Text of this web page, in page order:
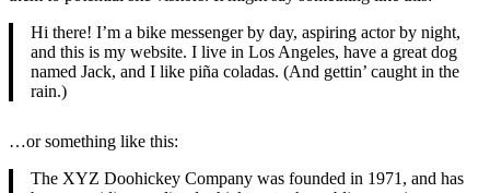
Hi there! I’m a bike messenger by day, aspiring actor by night,
and this is my website. I live in Los Angeles, have a great dog
named Jack, and I like piña coladas. (And gettin’ caught in the
rain.)
…or something like this:
The XYZ Doohickey Company was founded in 1971, and has